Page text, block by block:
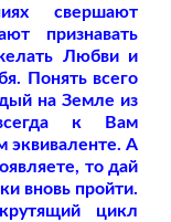
свершают
признавать
Любви и
Понять всего
на Земле из
к Вам
эквиваленте. А
то дай
вновь пройти.
цикл